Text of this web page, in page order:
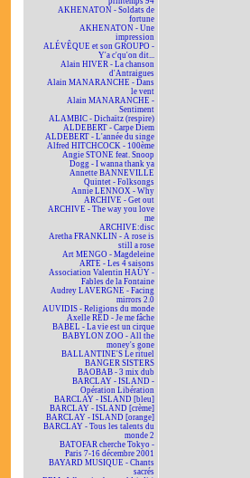
AKHENATON - Soldats de
fortune
AKHENATON - Une
impression
ALÉVÊQUE et son GROUPO -
Y'a c'qu'on dit...
Alain HIVER - La chanson
d'Antraigues
Alain MANARANCHE - Dans
le vent
Alain MANARANCHE -
Sentiment
ALAMBIC - Dichaïtz (respire)
ALDEBERT - Carpe Diem
ALDEBERT - L'année du singe
Alfred HITCHCOCK - 100ème
Angie STONE feat. Snoop
Dogg - I wanna thank ya
Annette BANNEVILLE
Quintet - Folksongs
Annie LENNOX - Why
ARCHIVE - Get out
ARCHIVE - The way you love
me
ARCHIVE:disc
Aretha FRANKLIN - A rose is
still a rose
Art MENGO - Magdeleine
ARTE - Les 4 saisons
Association Valentin HAÜY -
Fables de la Fontaine
Audrey LAVERGNE - Facing
mirrors 2.0
AUVIDIS - Religions du monde
Axelle RED - Je me fâche
BABEL - La vie est un cirque
BABYLON ZOO - All the
money's gone
BALLANTINE'S Le rituel
BANGER SISTERS
BAOBAB - 3 mix dub
BARCLAY - ISLAND -
Opération Libération
BARCLAY - ISLAND [bleu]
BARCLAY - ISLAND [crème]
BARCLAY - ISLAND [orange]
BARCLAY - Tous les talents du
monde 2
BATOFAR cherche Tokyo -
Paris 7-16 décembre 2001
BAYARD MUSIQUE - Chants
sacrés